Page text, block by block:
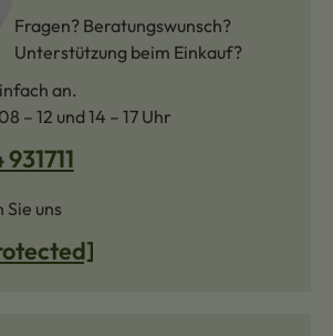
Fragen? Beratungswunsch?
Unterstützung beim Einkauf?
an.
– 12 und 14 – 17 Uhr
uns